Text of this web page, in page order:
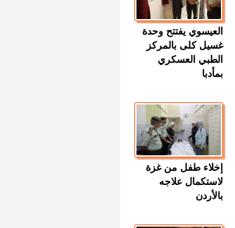
العيسوي يفتتح وحدة
غسيل كلى بالمركز
الطبي العسكري
بمأدبا
إخلاء طفل من غزة
لاستكمال علاجه
بالأردن